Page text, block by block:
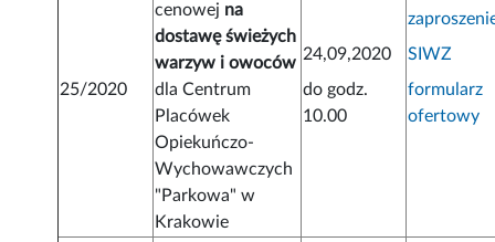
25/2020
cenowej na
dostawę świeżych
warzyw i owoców
dla Centrum
Placówek
Opiekuńczo-
Wychowawczych
"Parkowa" w
Krakowie
24,09,2020
do godz.
10.00
SIWZ
formularz
ofertowy